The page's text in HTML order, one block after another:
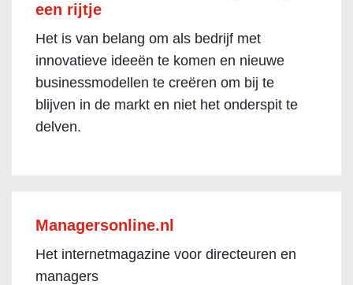
een rijtje
Het is van belang om als bedrijf met
innovatieve ideeën te komen en nieuwe
businessmodellen te creëren om bij te
blijven in de markt en niet het onderspit te
delven.
Managersonline.nl
Het internetmagazine voor directeuren en
managers